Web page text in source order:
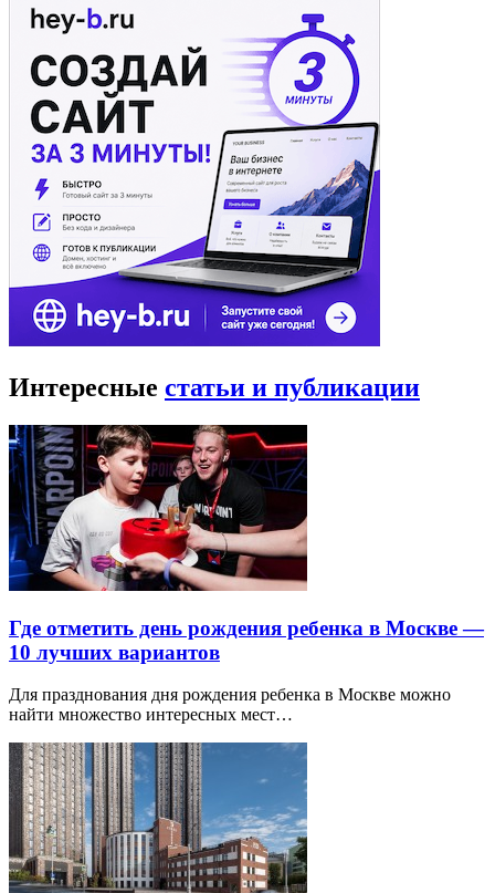
Интересные статьи и публикации
Где отметить день рождения ребенка в Москве —
10 лучших вариантов
Для празднования дня рождения ребенка в Москве можно
найти множество интересных мест…